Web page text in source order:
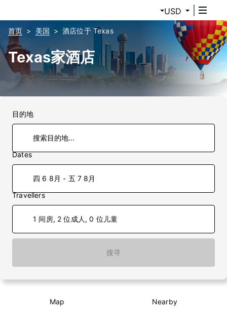
USD
首页 美国 酒店位于 Texas
Texas家酒店
目的地
Dates
四 6 8月 - 五 7 8月
Travellers
1 间房, 2 位成人, 0 位儿童
搜寻
Map Nearby